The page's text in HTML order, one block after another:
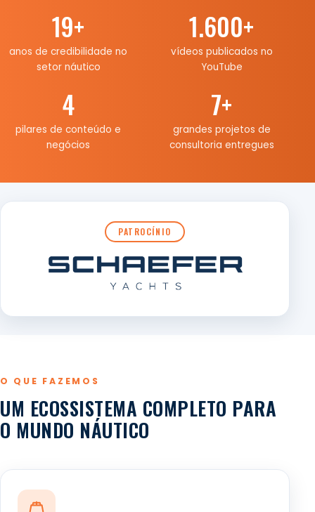
19+
anos de credibilidade no
setor náutico
1.600+
vídeos publicados no
YouTube
4
pilares de conteúdo e
negócios
7+
grandes projetos de
consultoria entregues
PATROCÍNIO
O QUE FAZEMOS
UM ECOSSISTEMA COMPLETO PARA
O MUNDO NÁUTICO